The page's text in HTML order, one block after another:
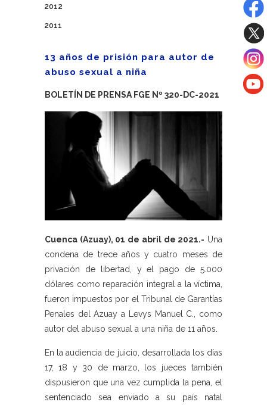
2012
2011
13 años de prisión para autor de
abuso sexual a niña
BOLETÍN DE PRENSA FGE Nº 320-DC-2021
Cuenca (Azuay), 01 de abril de 2021.- Una
condena de trece años y cuatro meses de
privación de libertad, y el pago de 5.000
dólares como reparación integral a la víctima,
fueron impuestos por el Tribunal de Garantías
Penales del Azuay a Levys Manuel C., como
autor del abuso sexual a una niña de 11 años.
En la audiencia de juicio, desarrollada los días
17, 18 y 30 de marzo, los jueces también
dispusieron que una vez cumplida la pena, el
sentenciado sea enviado a su país natal